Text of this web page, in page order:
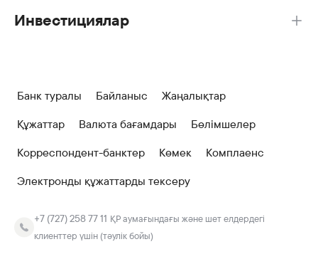
Инвестициялар
Банк туралы Байланыс
Жаңалықтар
Құжаттар
Валюта бағамдары
Бөлімшелер
Корреспондент-банктер
Көмек
Комплаенс
Электронды құжаттарды тексеру
+7 (727) 258 77 11 ҚР аумағындағы және шет елдердегі
клиенттер үшін (тәулік бойы)